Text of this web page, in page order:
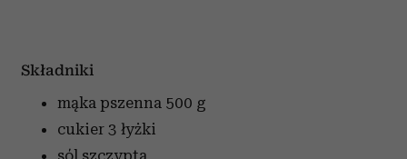
Składniki
mąka pszenna 500 g
cukier 3 łyżki